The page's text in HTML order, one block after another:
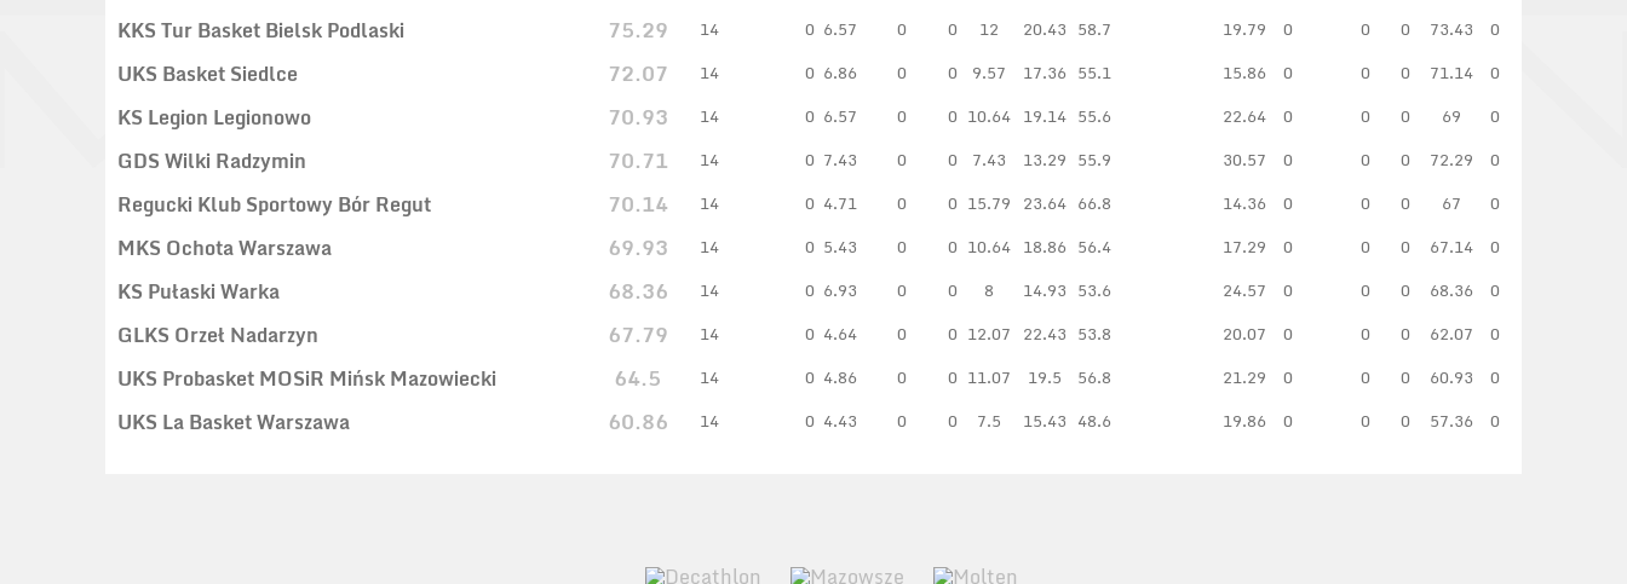
KKS Tur Basket Bielsk Podlaski 75.29 14 0 6.57 0 0 12 20.43 58.7 19.79 0 0 0 73.43 0
UKS Basket Siedlce 72.07 14 0 6.86 0 0 9.57 17.36 55.1 15.86 0 0 0 71.14 0
KS Legion Legionowo 70.93 14 0 6.57 0 0 10.64 19.14 55.6 22.64 0 0 0 69 0
GDS Wilki Radzymin 70.71 14 0 7.43 0 0 7.43 13.29 55.9 30.57 0 0 0 72.29 0
Regucki Klub Sportowy Bór Regut 70.14 14 0 4.71 0 0 15.79 23.64 66.8 14.36 0 0 0 67 0
MKS Ochota Warszawa 69.93 14 0 5.43 0 0 10.64 18.86 56.4 17.29 0 0 0 67.14 0
KS Pułaski Warka 68.36 14 0 6.93 0 0 8 14.93 53.6 24.57 0 0 0 68.36 0
GLKS Orzeł Nadarzyn 67.79 14 0 4.64 0 0 12.07 22.43 53.8 20.07 0 0 0 62.07 0
UKS Probasket MOSiR Mińsk Mazowiecki 64.5 14 0 4.86 0 0 11.07 19.5 56.8 21.29 0 0 0 60.93 0
UKS La Basket Warszawa 60.86 14 0 4.43 0 0 7.5 15.43 48.6 19.86 0 0 0 57.36 0